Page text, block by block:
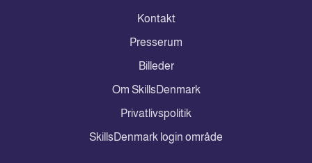
Kontakt
Presserum
Billeder
Om SkillsDenmark
Privatlivspolitik
SkillsDenmark login område